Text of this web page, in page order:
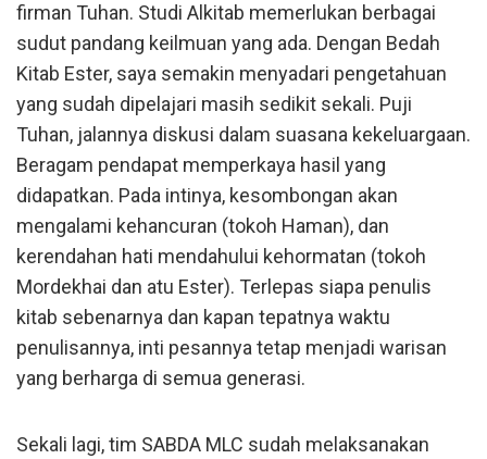
firman Tuhan. Studi Alkitab memerlukan berbagai
sudut pandang keilmuan yang ada. Dengan Bedah
Kitab Ester, saya semakin menyadari pengetahuan
yang sudah dipelajari masih sedikit sekali. Puji
Tuhan, jalannya diskusi dalam suasana kekeluargaan.
Beragam pendapat memperkaya hasil yang
didapatkan. Pada intinya, kesombongan akan
mengalami kehancuran (tokoh Haman), dan
kerendahan hati mendahului kehormatan (tokoh
Mordekhai dan atu Ester). Terlepas siapa penulis
kitab sebenarnya dan kapan tepatnya waktu
penulisannya, inti pesannya tetap menjadi warisan
yang berharga di semua generasi.
Sekali lagi, tim SABDA MLC sudah melaksanakan